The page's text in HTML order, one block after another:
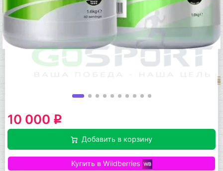
10 000 q
Добавить в корзину
Купить в Wildberries